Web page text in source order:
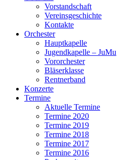
Vorstandschaft
Vereinsgeschichte
Kontakte
Orchester
Hauptkapelle
Jugendkapelle – JuMu
Vororchester
Bläserklasse
Rentnerband
Konzerte
Termine
Aktuelle Termine
Termine 2020
Termine 2019
Termine 2018
Termine 2017
Termine 2016